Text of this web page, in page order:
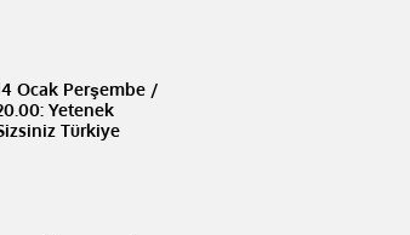
Ocak Perşembe /
Yetenek
Türkiye